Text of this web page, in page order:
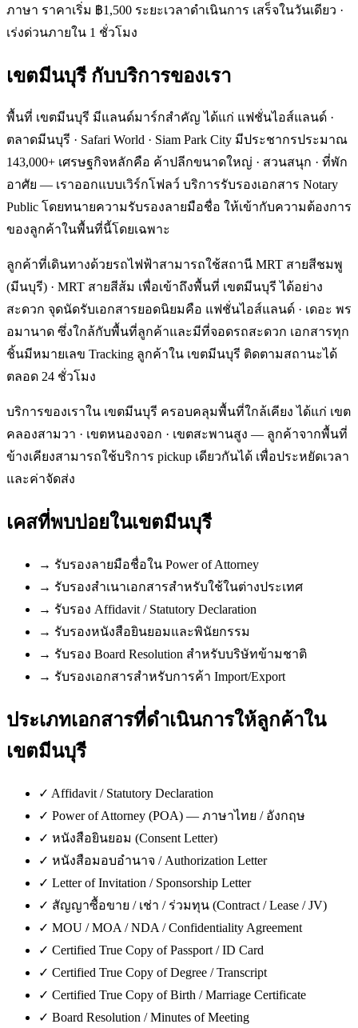
ภาษา ราคาเริ่ม ฿1,500 ระยะเวลาดำเนินการ เสร็จในวันเดียว ·
เร่งด่วนภายใน 1 ชั่วโมง
เขตมีนบุรีกับบริการของเรา
พื้นที่ เขตมีนบุรี มีแลนด์มาร์กสำคัญ ได้แก่ แฟชั่นไอส์แลนด์ ·
ตลาดมีนบุรี · Safari World · Siam Park City มีประชากรประมาณ
143,000+ เศรษฐกิจหลักคือ ค้าปลีกขนาดใหญ่ · สวนสนุก · ที่พัก
อาศัย — เราออกแบบเวิร์กโฟลว์ บริการรับรองเอกสาร Notary
Public โดยทนายความรับรองลายมือชื่อ ให้เข้ากับความต้องการ
ของลูกค้าในพื้นที่นี้โดยเฉพาะ
ลูกค้าที่เดินทางด้วยรถไฟฟ้าสามารถใช้สถานี MRT สายสีชมพู
(มีนบุรี) · MRT สายสีส้ม เพื่อเข้าถึงพื้นที่ เขตมีนบุรี ได้อย่าง
สะดวก จุดนัดรับเอกสารยอดนิยมคือ แฟชั่นไอส์แลนด์ · เดอะ พร
อมานาด ซึ่งใกล้กับพื้นที่ลูกค้าและมีที่จอดรถสะดวก เอกสารทุก
ชิ้นมีหมายเลข Tracking ลูกค้าใน เขตมีนบุรี ติดตามสถานะได้
ตลอด 24 ชั่วโมง
บริการของเราใน เขตมีนบุรี ครอบคลุมพื้นที่ใกล้เคียง ได้แก่ เขต
คลองสามวา · เขตหนองจอก · เขตสะพานสูง — ลูกค้าจากพื้นที่
ข้างเคียงสามารถใช้บริการ pickup เดียวกันได้ เพื่อประหยัดเวลา
และค่าจัดส่ง
เคสที่พบบ่อยในเขตมีนบุรี
→ รับรองลายมือชื่อใน Power of Attorney
→ รับรองสำเนาเอกสารสำหรับใช้ในต่างประเทศ
→ รับรอง Affidavit / Statutory Declaration
→ รับรองหนังสือยินยอมและพินัยกรรม
→ รับรอง Board Resolution สำหรับบริษัทข้ามชาติ
→ รับรองเอกสารสำหรับการค้า Import/Export
ประเภทเอกสารที่ดำเนินการให้ลูกค้าใน
เขตมีนบุรี
✓ Affidavit / Statutory Declaration
✓ Power of Attorney (POA) — ภาษาไทย / อังกฤษ
✓ หนังสือยินยอม (Consent Letter)
✓ หนังสือมอบอำนาจ / Authorization Letter
✓ Letter of Invitation / Sponsorship Letter
✓ สัญญาซื้อขาย / เช่า / ร่วมทุน (Contract / Lease / JV)
✓ MOU / MOA / NDA / Confidentiality Agreement
✓ Certified True Copy of Passport / ID Card
✓ Certified True Copy of Degree / Transcript
✓ Certified True Copy of Birth / Marriage Certificate
✓ Board Resolution / Minutes of Meeting